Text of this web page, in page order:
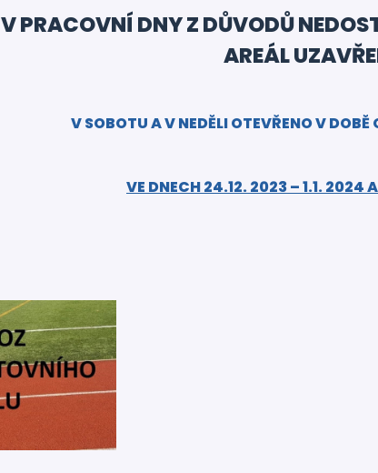
V PRACOVNÍ DNY Z DŮVODŮ
AREÁL
V SOBOTU A V NEDĚLI OTEVŘENO V
VE DNECH 24.12. 2023 – 1.1. 2024